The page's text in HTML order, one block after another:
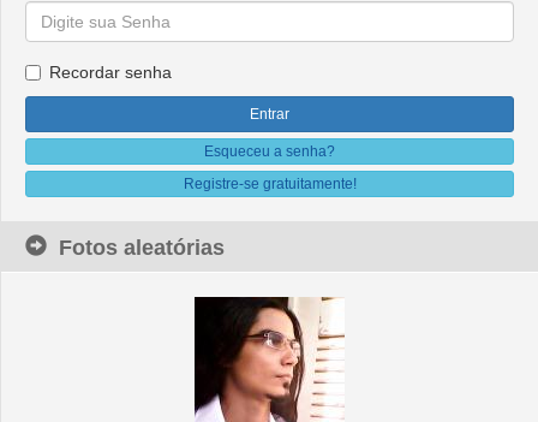
Recordar senha
Esqueceu a senha?
Registre-se gratuitamente!
Fotos aleatórias